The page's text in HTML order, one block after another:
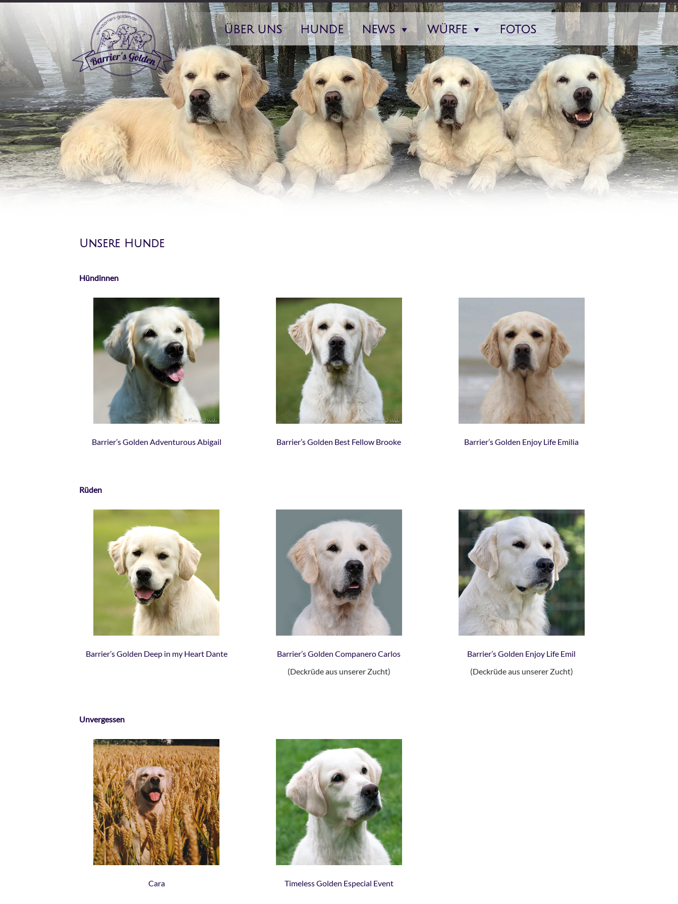
ÜBER UNS HUNDE NEWS WÜRFE FOTOS
Unsere Hunde
Hündinnen
Barrier’s Golden Adventurous Abigail Barrier’s Golden Best Fellow Brooke Barrier’s Golden Enjoy Life Emilia
Rüden
Barrier’s Golden Deep in my Heart Dante
Barrier’s Golden Companero Carlos
(Deckrüde aus unserer Zucht)
Barrier’s Golden Enjoy Life Emil
(Deckrüde aus unserer Zucht)
Unvergessen
Cara Timeless Golden Especial Event